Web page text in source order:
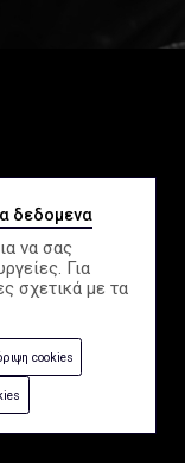
δεδομενα
να σας
Για
σχετικά με τα
cookies